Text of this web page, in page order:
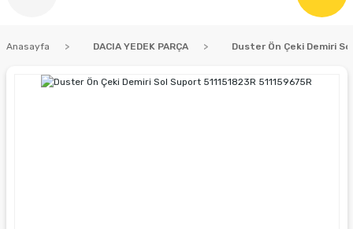
Anasayfa DACIA YEDEK PARÇA Duster Ön Çeki Demiri